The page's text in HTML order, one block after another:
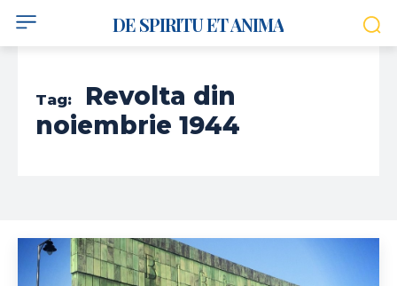
DE SPIRITU ET ANIMA
Tag:
Revolta din
noiembrie 1944